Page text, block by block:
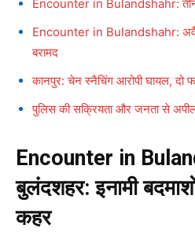
Encounter in Bulandshahr: तीनों
Encounter in Bulandshahr:
बरामद
कानपुर: चेन स्नैचिंग आरोपी घायल, दो
पुलिस की सक्रियता और जनता से
Encounter in
बुलंदशहर: इनामी
कहर